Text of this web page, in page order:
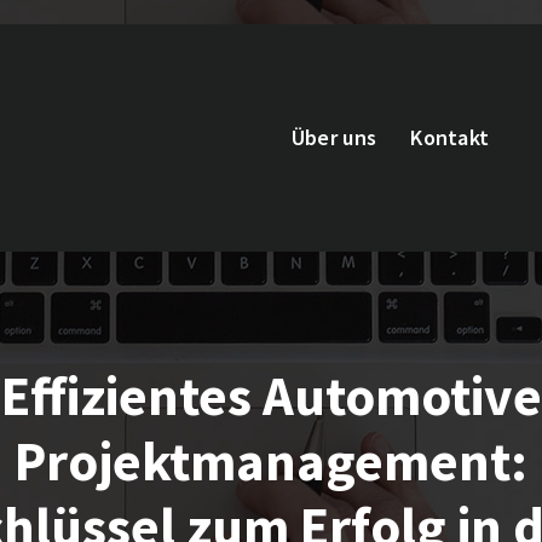
Über uns Kontakt
Effizientes Automotive
Projektmanagement:
zum Erfolg in